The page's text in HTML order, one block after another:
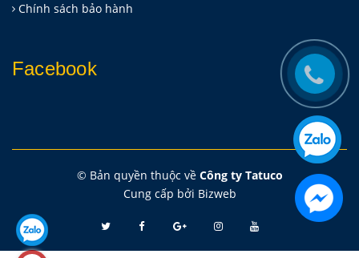
Chính sách bảo hành
Facebook
© Bản quyền thuộc về Công ty Tatuco
Cung cấp bởi Bizweb